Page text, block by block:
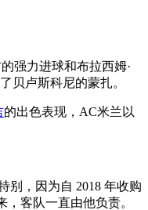
强力进球和布拉西姆·
贝卢斯科尼的蒙扎。
的出色表现，AC米兰以
别，因为自 2018 年收购
，客队一直由他负责。